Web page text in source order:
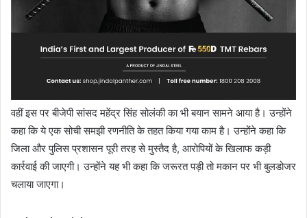
वहीं इस पर बीजेपी सांसद महेंद्र सिंह सोलंकी का भी बयान सामने आया है। उन्होंने
कहा कि ये एक सोची समझी रणनीति के तहत किया गया काम है। उन्होंने कहा कि
जिला और पुलिस प्रशासन पूरी तरह से मुस्तैद है, आरोपियों के खिलाफ कड़ी
कार्रवाई की जाएगी। उन्होंने यह भी कहा कि जरूरत पड़ी तो मकान पर भी बुलडोजर
चलाया जाएगा।